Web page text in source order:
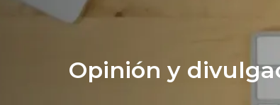
Opinión y